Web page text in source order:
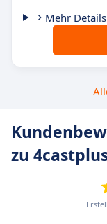
Mehr
zu